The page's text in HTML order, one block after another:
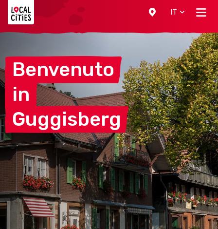
IT
Benvenuto
in
Guggisberg